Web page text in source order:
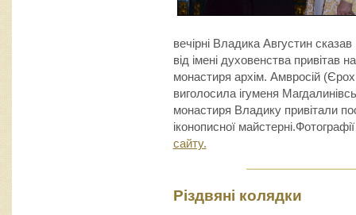
вечірні Владика Августин
від імені духовенства привітав
монастиря архім. Амвросій
виголосила ігуменя
монастиря Владику привітали
іконописної
сайту.
Різдвяні колядки